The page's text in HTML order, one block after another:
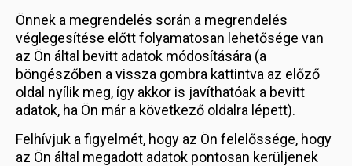
Önnek a megrendelés során a megrendelés
véglegesítése előtt folyamatosan lehetősége van
az Ön által bevitt adatok módosítására (a
böngészőben a vissza gombra kattintva az előző
oldal nyílik meg, így akkor is javíthatóak a bevitt
adatok, ha Ön már a következő oldalra lépett).
Felhívjuk a figyelmét, hogy az Ön felelőssége, hogy
az Ön által megadott adatok pontosan kerüljenek